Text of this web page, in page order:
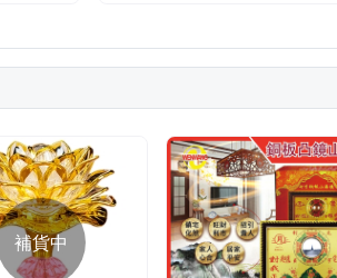
補貨中